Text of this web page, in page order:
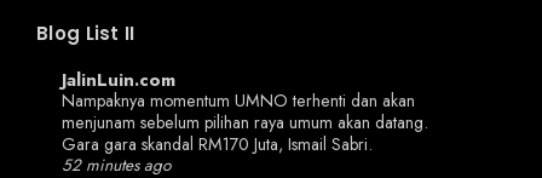
Blog List II
JalinLuin.com
Nampaknya momentum UMNO terhenti dan akan
menjunam sebelum pilihan raya umum akan datang.
Gara gara skandal RM170 Juta, Ismail Sabri.
52 minutes ago